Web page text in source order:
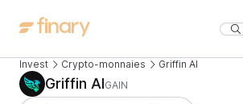
Invest Crypto-monnaies Griffin AI
Griffin AIGAIN